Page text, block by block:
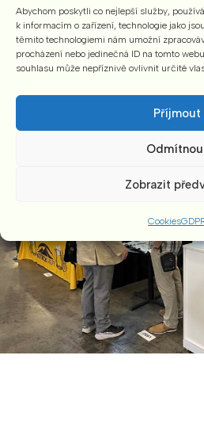
Abychom poskytli co nejlepší služby,
k informacím o zařízení, technologie jako
těmito technologiemi nám umožní
procházení nebo jedinečná ID na tomto
souhlasu může nepříznivě ovlivnit určité
Příjmout
Zobrazit
Cookies